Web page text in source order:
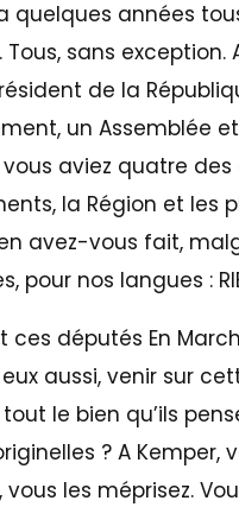
quelques années
sans exception.
de la
un Assemblée et
aviez quatre des
la Région et les
avez-vous fait,
pour nos langues :
ces députés En
aussi, venir sur
le bien qu’ils
? A Kemper,
vous les méprisez.